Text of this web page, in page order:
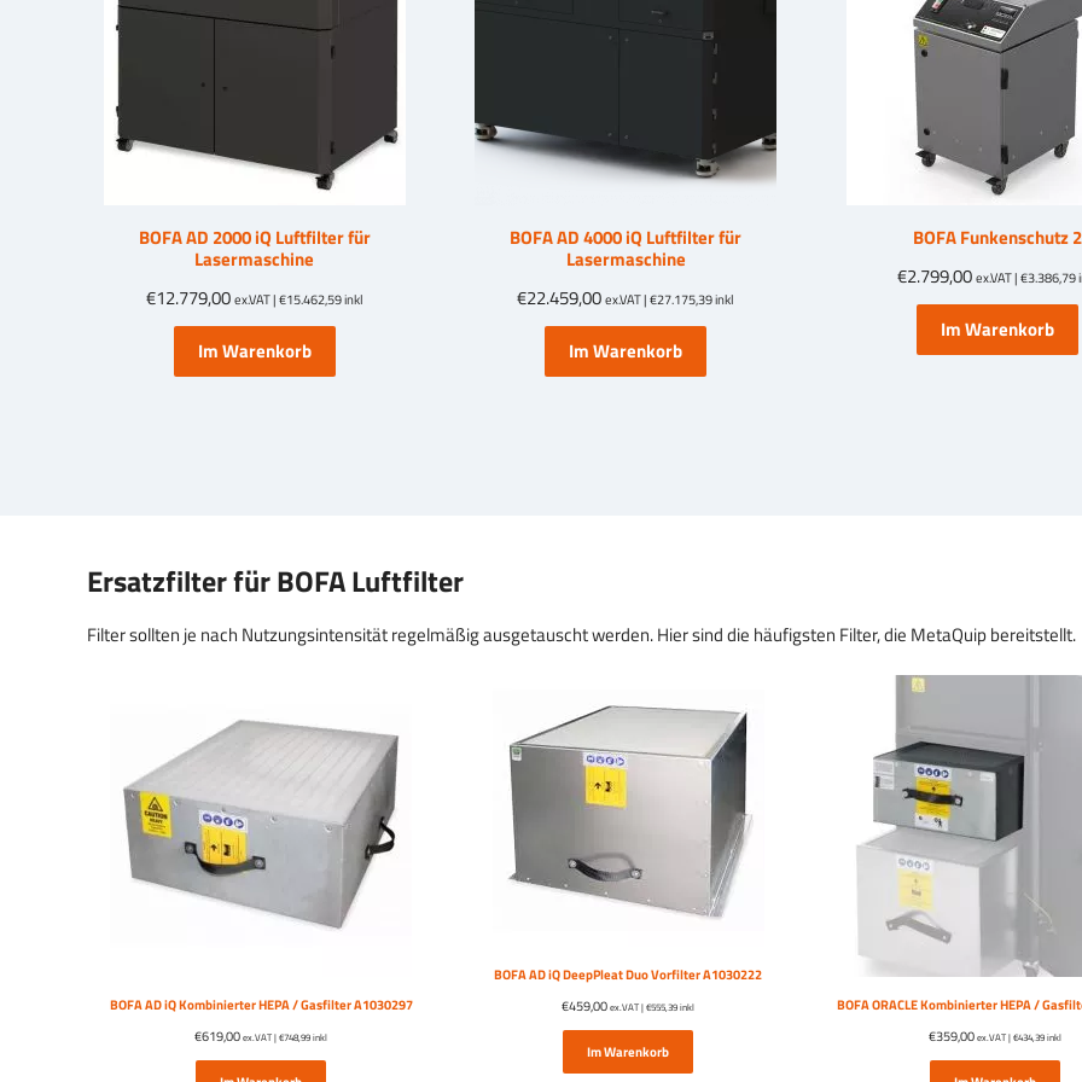
BOFA AD 2000 iQ Luftfilter für
Lasermaschine
€12.779,00ex.VAT |€15.462,59inkl
Im Warenkorb
BOFA AD 4000 iQ Luftfilter für
Lasermaschine
€22.459,00ex.VAT |€27.175,39inkl
Im Warenkorb
BOFA Funkenschutz 2
€2.799,00ex.VAT |€3.386,79
Im Warenkorb
Ersatzfilter für BOFA Luftfilter
Filter sollten je nach Nutzungsintensität regelmäßig ausgetauscht werden. Hier sind die häufigsten Filter, die MetaQuip bereitstellt.
BOFA AD iQ Kombinierter HEPA / Gasfilter A1030297
€619,00ex.VAT |€748,99inkl
BOFA AD iQ DeepPleat Duo Vorfilter A1030222
€459,00ex.VAT |€555,39inkl
Im Warenkorb
BOFA ORACLE Kombinierter HEPA /
€359,00ex.VAT |€434,39inkl